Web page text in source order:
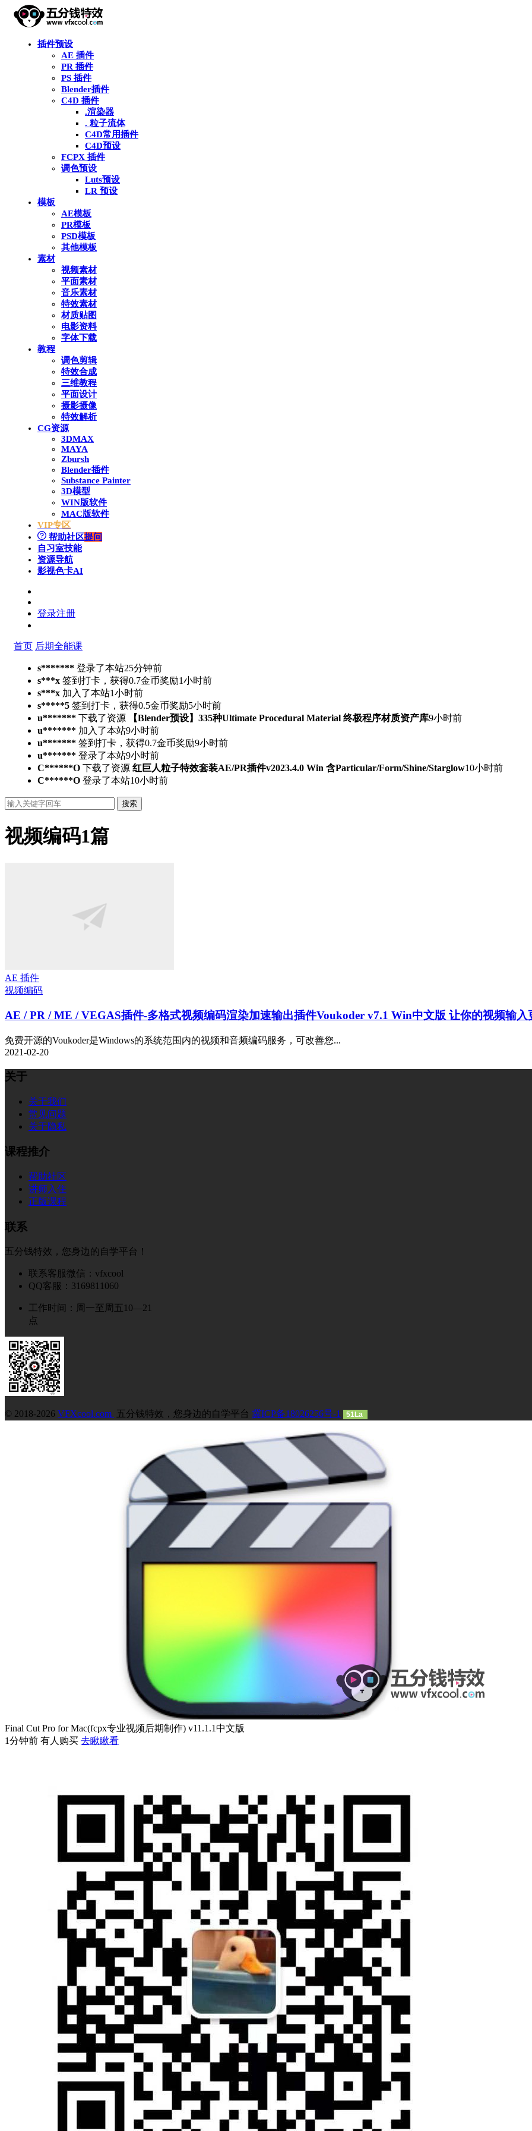
插件预设
AE 插件
PR 插件
PS 插件
Blender插件
C4D 插件
.渲染器
. 粒子流体
C4D常用插件
C4D预设
FCPX 插件
调色预设
Luts预设
LR 预设
模板
AE模板
PR模板
PSD模板
其他模板
素材
视频素材
平面素材
音乐素材
特效素材
材质贴图
电影资料
字体下载
教程
调色剪辑
特效合成
三维教程
平面设计
摄影摄像
特效解析
CG资源
3DMAX
MAYA
Zbursh
Blender插件
Substance Painter
3D模型
WIN版软件
MAC版软件
VIP专区
帮助社区提问
自习室技能
资源导航
影视色卡AI
登录注册
首页 后期全能课
s******* 登录了本站25分钟前
s***x 签到打卡，获得0.7金币奖励1小时前
s***x 加入了本站1小时前
s*****5 签到打卡，获得0.5金币奖励5小时前
u******* 下载了资源 【Blender预设】335种Ultimate Procedural Material 终极程序材质资产库9小时前
u******* 加入了本站9小时前
u******* 签到打卡，获得0.7金币奖励9小时前
u******* 登录了本站9小时前
C******O 下载了资源 红巨人粒子特效套装AE/PR插件v2023.4.0 Win 含Particular/Form/Shine/Starglow10小时前
C******O 登录了本站10小时前
搜索
视频编码1篇
AE 插件
视频编码
AE / PR / ME / VEGAS插件-多格式视频编码渲染加速输出插件Voukoder v7.1 Win中文版 让你的视频输入
免费开源的Voukoder是Windows的系统范围内的视频和音频编码服务，可改善您...
2021-02-20
关于
关于我们
常见问题
关于隐私
课程推介
帮助社区
讲师入住
正版课程
联系
五分钱特效，您身边的自学平台！
联系客服微信：vfxcool
QQ客服：3169811060
工作时间：周一至周五10—21
点
© 2018-2026 VFXcool.com 五分钱特效，您身边的自学平台 冀ICP备18026256号-1 51La
Final Cut Pro for Mac(fcpx专业视频后期制作) v11.1.1中文版
1分钟前 有人购买 去瞅瞅看